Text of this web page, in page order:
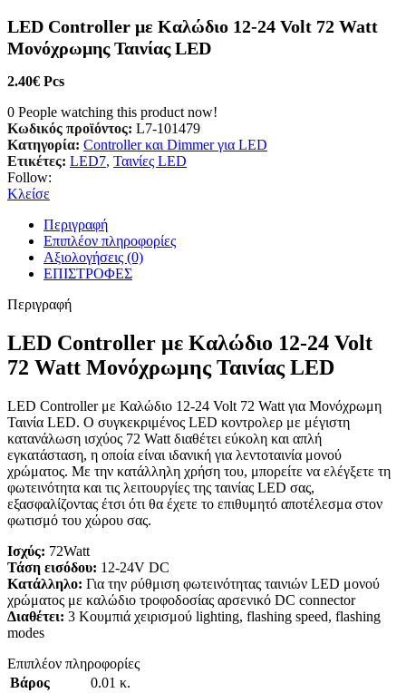
LED Controller με Καλώδιο 12-24 Volt 72 Watt
Μονόχρωμης Ταινίας LED
2.40€ Pcs
0 People watching this product now!
Κωδικός προϊόντος: L7-101479
Κατηγορία: Controller και Dimmer για LED
Ετικέτες: LED7, Ταινίες LED
Follow:
Κλείσε
Περιγραφή
Επιπλέον πληροφορίες
Αξιολογήσεις (0)
ΕΠΙΣΤΡΟΦΕΣ
Περιγραφή
LED Controller με Καλώδιο 12-24 Volt
72 Watt Μονόχρωμης Ταινίας LED
LED Controller με Καλώδιο 12-24 Volt 72 Watt για Μονόχρωμη
Ταινία LED. Ο συγκεκριμένος LED κοντρολερ με μέγιστη
κατανάλωση ισχύος 72 Watt διαθέτει εύκολη και απλή
εγκατάσταση, η οποία είναι ιδανική για λεντοταινία μονού
χρώματος. Με την κατάλληλη χρήση του, μπορείτε να ελέγξετε τη
φωτεινότητα και τις λειτουργίες της ταινίας LED σας,
εξασφαλίζοντας έτσι ότι θα έχετε το επιθυμητό αποτέλεσμα στον
φωτισμό του χώρου σας.
Ισχύς: 72Watt
Τάση εισόδου: 12-24V DC
Κατάλληλο: Για την ρύθμιση φωτεινότητας ταινιών LED μονού
χρώματος με καλώδιο τροφοδοσίας αρσενικό DC connector
Διαθέτει: 3 Κουμπιά χειρισμού lighting, flashing speed, flashing
modes
Επιπλέον πληροφορίες
Βάρος
0.01 κ.